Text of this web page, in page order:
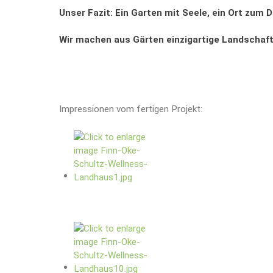
Unser Fazit: Ein Garten mit Seele, ein Ort zum
Wir machen aus Gärten einzigartige
Impressionen vom fertigen Projekt: